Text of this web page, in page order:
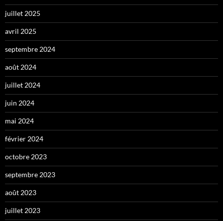
juillet 2025
avril 2025
septembre 2024
août 2024
juillet 2024
juin 2024
mai 2024
février 2024
octobre 2023
septembre 2023
août 2023
juillet 2023